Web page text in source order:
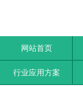
网站首页
行业应用方案